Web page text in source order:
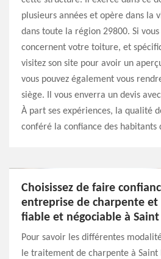
plusieurs années et opère dans la
dans toute la région 29800. Si
concernent votre toiture, et
visitez son site pour avoir un
vous pouvez également vous
siège. Il vous enverra un devis
À part ses expériences, la qualité
conféré la confiance des habitants
Choisissez de faire
entreprise de charpente
fiable et négociable à
Pour savoir les différentes
le traitement de charpente à Saint